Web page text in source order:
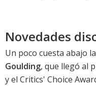
Novedades
Un poco cuesta abajo
Goulding, que llegó al
y el Critics' Choice